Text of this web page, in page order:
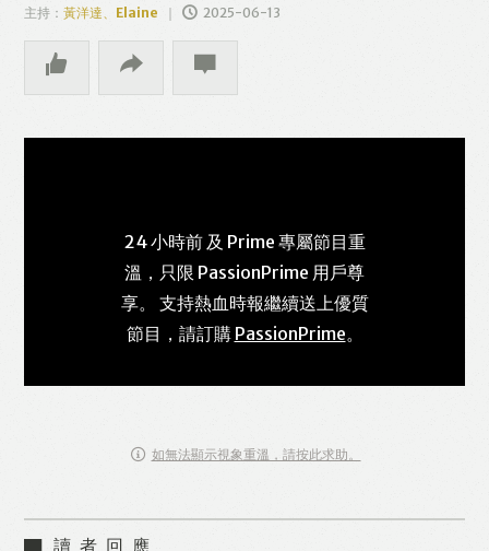
主持：黃洋達、Elaine 2025-06-13
24 小時前 及 Prime 專屬節目重
溫，只限 PassionPrime 用戶尊
享。 支持熱血時報繼續送上優質
節目，請訂購 PassionPrime。
如無法顯示視象重溫，請按此求助。
讀者回應